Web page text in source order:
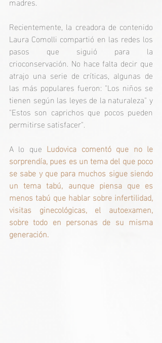
Recientemente, la creadora de contenido
Laura Comolli compartió en las redes los
pasos que siguió para la
crioconservación. No hace falta decir que
atrajo una serie de críticas, algunas de
las más populares fueron: "Los niños se
tienen según las leyes de la naturaleza" y
"Estos son caprichos que pocos pueden
permitirse satisfacer".
A lo que Ludovica comentó que no le
sorprendía, pues es un tema del que poco
se sabe y que para muchos sigue siendo
un tema tabú, aunque piensa que es
menos tabú que hablar sobre infertilidad,
visitas ginecológicas, el autoexamen,
sobre todo en personas de su misma
generación.